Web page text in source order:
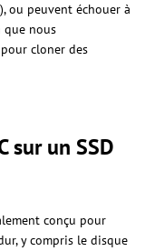
ou peuvent échouer à
que nous
cloner des
sur un SSD
conçu pour
y compris le disque